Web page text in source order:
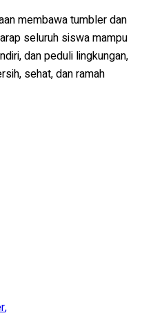
membawa tumbler dan
seluruh siswa mampu
dan peduli lingkungan,
sehat, dan ramah
,